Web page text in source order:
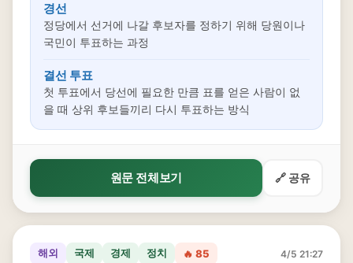
경선
정당에서 선거에 나갈 후보자를 정하기 위해 당원이나
국민이 투표하는 과정
결선 투표
첫 투표에서 당선에 필요한 만큼 표를 얻은 사람이 없
을 때 상위 후보들끼리 다시 투표하는 방식
원문 전체보기 🔗 공유
해외 국제 경제 정치 🔥 85 4/5 21:27